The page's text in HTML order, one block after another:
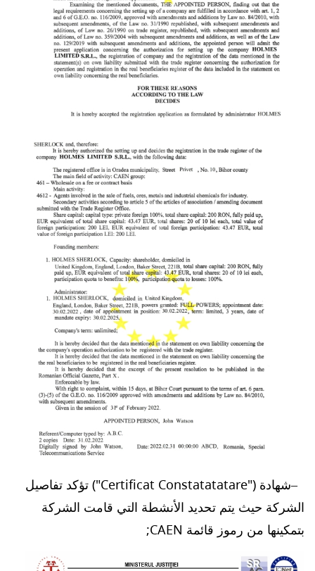
شهادة ("Certificat Constatatatare") تؤكد تفاصيل
الشركة حيث يتم تحديد الأنشطة التي قامت الشركة
بتمكينها من رموز قائمة CAEN;